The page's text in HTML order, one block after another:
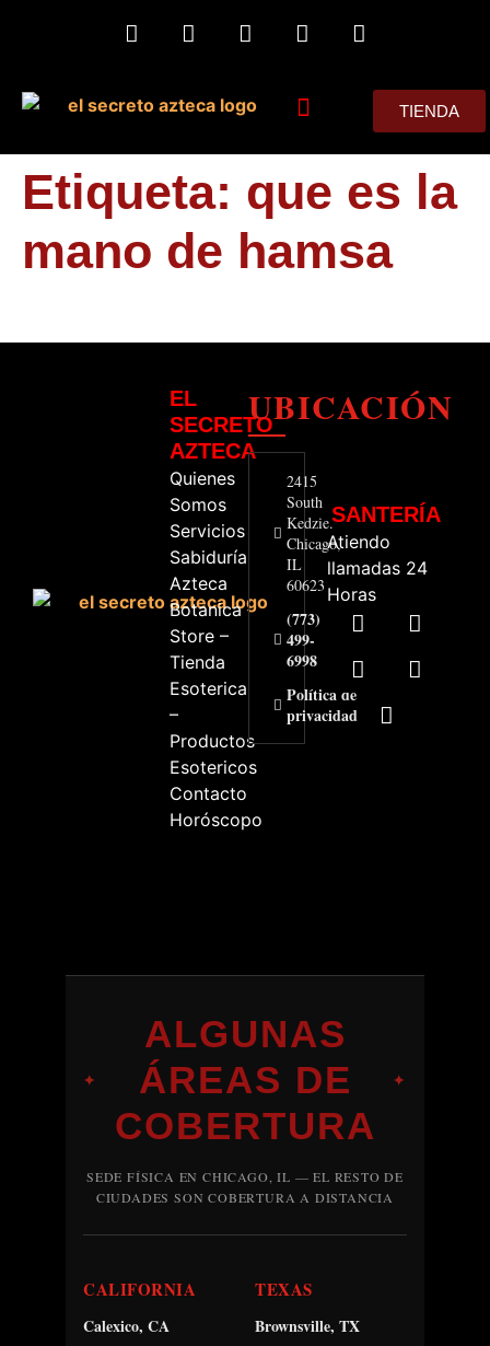
TIENDA
Etiqueta: que es la
mano de hamsa
EL
SECRETO
AZTECA
Quienes
Somos
Servicios
Sabiduría
Azteca
Botanica
Store –
Tienda
Esoterica
–
Productos
Esotericos
Contacto
Horóscopo
UBICACIÓN
2415
South
Kedzie.
Chicago,
IL
60623
(773)
499-
6998
Política de
privacidad
SANTERÍA
Atiendo
llamadas 24
Horas
✦
ALGUNAS
ÁREAS DE
COBERTURA
✦
SEDE FÍSICA EN CHICAGO, IL — EL RESTO DE
CIUDADES SON COBERTURA A DISTANCIA
CALIFORNIA
Calexico, CA
TEXAS
Brownsville, TX